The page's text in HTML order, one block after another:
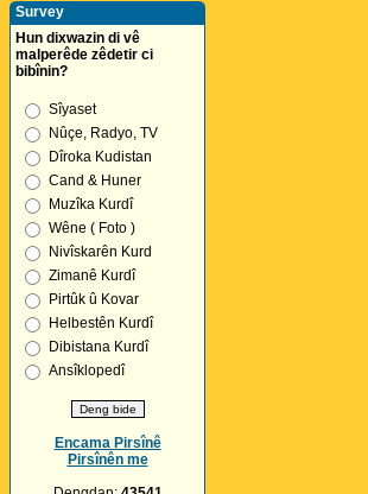
Survey
Hun dixwazin di vê
malperêde zêdetir ci
bibînin?
Sîyaset
Nûçe, Radyo, TV
Dîroka Kudistan
Cand & Huner
Muzîka Kurdî
Wêne ( Foto )
Nivîskarên Kurd
Zimanê Kurdî
Pirtûk û Kovar
Helbestên Kurdî
Dibistana Kurdî
Ansîklopedî
Encama Pirsînê
Pirsînên me